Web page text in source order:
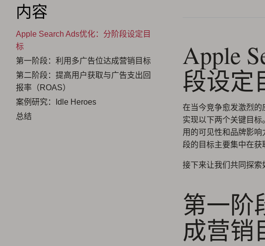
内容
Apple Search Ads优化：分阶段设定目
标
第一阶段：利用多广告位达成营销目标
第二阶段：提高用户获取与广告支出回
报率（ROAS）
案例研究：Idle Heroes
总结
Apple
段设定
在当今竞争愈发激烈
实现以下两个关键目
用的可见性和品牌影
段的目标主要集中在获
接下来让我们共同探索
第一阶
成营销